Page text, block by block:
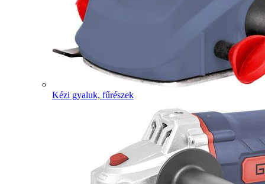
Kézi gyaluk, fűrészek